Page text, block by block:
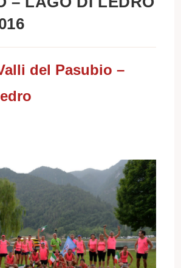
del Pasubio –